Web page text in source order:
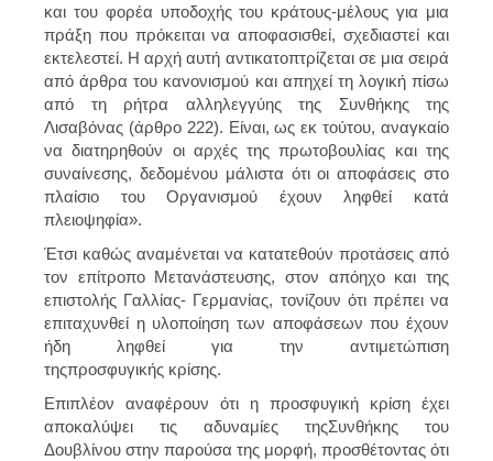
και του φορέα υποδοχής του κράτους-μέλους για μια
πράξη που πρόκειται να αποφασισθεί, σχεδιαστεί και
εκτελεστεί. Η αρχή αυτή αντικατοπτρίζεται σε μια σειρά
από άρθρα του κανονισμού και απηχεί τη λογική πίσω
από τη ρήτρα αλληλεγγύης της Συνθήκης της
Λισαβόνας (άρθρο 222). Είναι, ως εκ τούτου, αναγκαίο
να διατηρηθούν οι αρχές της πρωτοβουλίας και της
συναίνεσης, δεδομένου μάλιστα ότι οι αποφάσεις στο
πλαίσιο του Οργανισμού έχουν ληφθεί κατά
πλειοψηφία».
Έτσι καθώς αναμένεται να κατατεθούν προτάσεις από
τον επίτροπο Μετανάστευσης, στον απόηχο και της
επιστολής Γαλλίας- Γερμανίας, τονίζουν ότι πρέπει να
επιταχυνθεί η υλοποίηση των αποφάσεων που έχουν
ήδη ληφθεί για την αντιμετώπιση
τηςπροσφυγικής κρίσης.
Επιπλέον αναφέρουν ότι η προσφυγική κρίση έχει
αποκαλύψει τις αδυναμίες τηςΣυνθήκης του
Δουβλίνου στην παρούσα της μορφή, προσθέτοντας ότι